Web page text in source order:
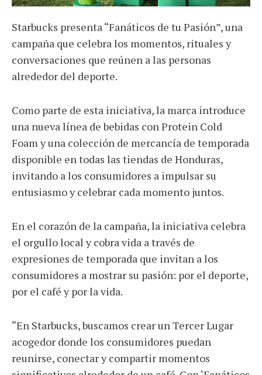
Starbucks presenta “Fanáticos de tu Pasión”, una
campaña que celebra los momentos, rituales y
conversaciones que reúnen a las personas
alrededor del deporte.
Como parte de esta iniciativa, la marca introduce
una nueva línea de bebidas con Protein Cold
Foam y una colección de mercancía de temporada
disponible en todas las tiendas de Honduras,
invitando a los consumidores a impulsar su
entusiasmo y celebrar cada momento juntos.
En el corazón de la campaña, la iniciativa celebra
el orgullo local y cobra vida a través de
expresiones de temporada que invitan a los
consumidores a mostrar su pasión: por el deporte,
por el café y por la vida.
“En Starbucks, buscamos crear un Tercer Lugar
acogedor donde los consumidores puedan
reunirse, conectar y compartir momentos